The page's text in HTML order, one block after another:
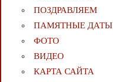
ПОЗДРАВЛЯЕМ
ПАМЯТНЫЕ ДАТЫ
ФОТО
ВИДЕО
КАРТА САЙТА